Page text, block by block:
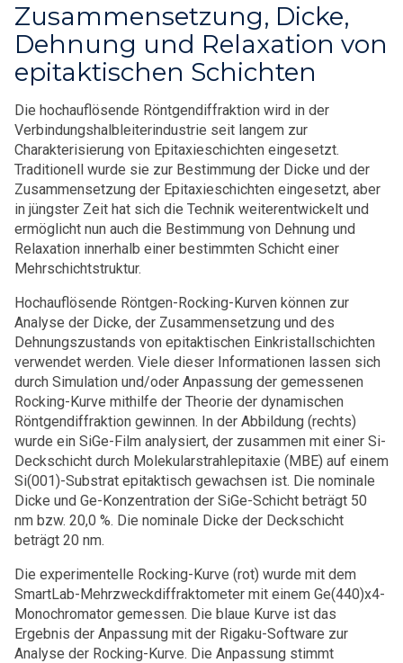
Zusammensetzung, Dicke,
Dehnung und Relaxation von
epitaktischen Schichten
Die hochauflösende Röntgendiffraktion wird in der
Verbindungshalbleiterindustrie seit langem zur
Charakterisierung von Epitaxieschichten eingesetzt.
Traditionell wurde sie zur Bestimmung der Dicke und der
Zusammensetzung der Epitaxieschichten eingesetzt, aber
in jüngster Zeit hat sich die Technik weiterentwickelt und
ermöglicht nun auch die Bestimmung von Dehnung und
Relaxation innerhalb einer bestimmten Schicht einer
Mehrschichtstruktur.
Hochauflösende Röntgen-Rocking-Kurven können zur
Analyse der Dicke, der Zusammensetzung und des
Dehnungszustands von epitaktischen Einkristallschichten
verwendet werden. Viele dieser Informationen lassen sich
durch Simulation und/oder Anpassung der gemessenen
Rocking-Kurve mithilfe der Theorie der dynamischen
Röntgendiffraktion gewinnen. In der Abbildung (rechts)
wurde ein SiGe-Film analysiert, der zusammen mit einer Si-
Deckschicht durch Molekularstrahlepitaxie (MBE) auf einem
Si(001)-Substrat epitaktisch gewachsen ist. Die nominale
Dicke und Ge-Konzentration der SiGe-Schicht beträgt 50
nm bzw. 20,0 %. Die nominale Dicke der Deckschicht
beträgt 20 nm.
Die experimentelle Rocking-Kurve (rot) wurde mit dem
SmartLab-Mehrzweckdiffraktometer mit einem Ge(440)x4-
Monochromator gemessen. Die blaue Kurve ist das
Ergebnis der Anpassung mit der Rigaku-Software zur
Analyse der Rocking-Kurve. Die Anpassung stimmt